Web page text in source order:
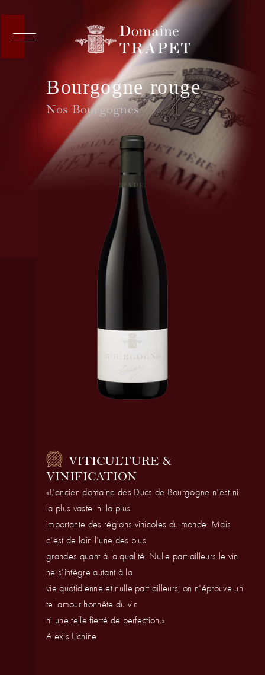
Bourgogne rouge
Nos Bourgognes
VITICULTURE &
VINIFICATION
«L'ancien domaine des Ducs de Bourgogne n'est ni
la plus vaste, ni la plus
importante des régions vinicoles du monde. Mais
c'est de loin l'une des plus
grandes quant à la qualité. Nulle part ailleurs le vin
ne s'intègre autant à la
vie quotidienne et nulle part ailleurs, on n'éprouve un
tel amour honnête du vin
ni une telle fierté de perfection.»
Alexis Lichine